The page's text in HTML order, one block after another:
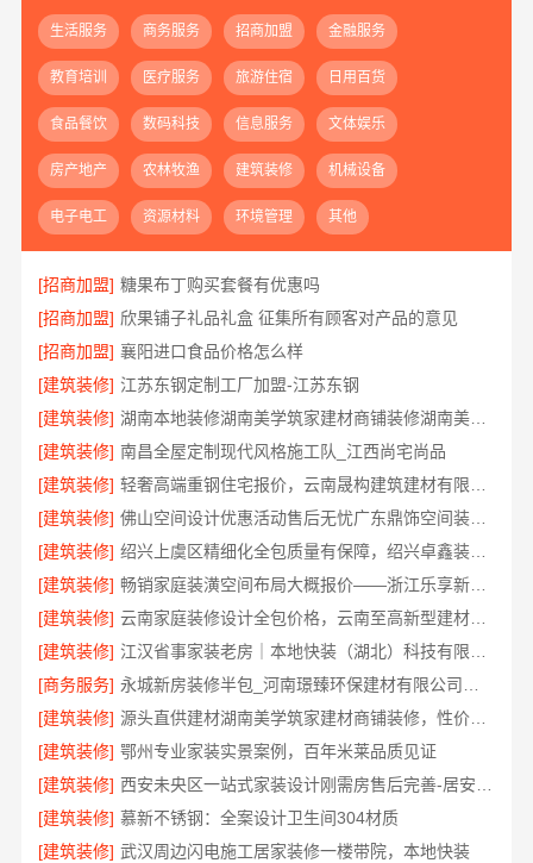
生活服务 商务服务 招商加盟 金融服务
教育培训 医疗服务 旅游住宿 日用百货
食品餐饮 数码科技 信息服务 文体娱乐
房产地产 农林牧渔 建筑装修 机械设备
电子电工 资源材料 环境管理 其他
[招商加盟] 糖果布丁购买套餐有优惠吗
[招商加盟] 欣果铺子礼品礼盒 征集所有顾客对产品的意见
[招商加盟] 襄阳进口食品价格怎么样
[建筑装修] 江苏东钢定制工厂加盟-江苏东钢
[建筑装修]
湖南本地装修湖南美学筑家建材商铺装修湖南美学筑家
[建筑装修] 南昌全屋定制现代风格施工队_江西尚宅尚品
[建筑装修]
[建筑装修]
佛山空间设计优惠活动售后无忧广东鼎饰空间装饰工程有限公司
[建筑装修]
绍兴上虞区精细化全包质量有保障，绍兴卓鑫装饰材料有限公司放心之选
[建筑装修]
畅销家庭装潢空间布局大概报价——浙江乐享新材料有限公司
[建筑装修]
云南家庭装修设计全包价格，云南至高新型建材有限公司
[建筑装修]
[商务服务]
[建筑装修]
源头直供建材湖南美学筑家建材商铺装修，性价比之选
[建筑装修] 鄂州专业家装实景案例，百年米莱品质见证
[建筑装修]
[建筑装修] 慕新不锈钢：全案设计卫生间304材质
[建筑装修] 武汉周边闪电施工居家装修一楼带院，本地快装